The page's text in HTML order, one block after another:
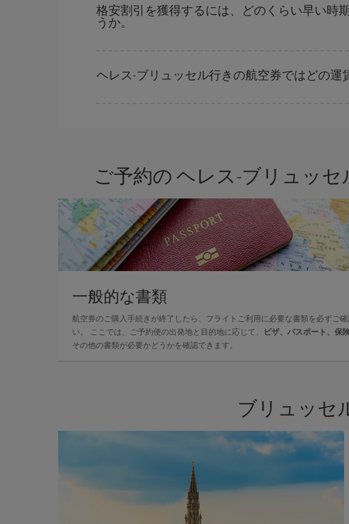
に予約した航空券がより格安となります。 また、日付や時間帯をあま
格安割引を獲得するには、どのくらい早い時
うか。
早い時期でのご購入が
とても重要です。
ヘレス-ブリュッセル行きの航空券ではどの運
ご予約の ヘレス-ブリュッ
一般的な書類
航空券のご購入手続きが終了したら、フライトご利用に必要な書類を必ずご確
い。 ここでは、ご予約便の出発地と目的地に応じて、
ビザ、パスポート、保
その他の書類が必要かどうかを確認できます。
ブリュッセ